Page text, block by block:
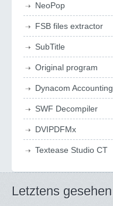
NeoPop
FSB files extractor
SubTitle
Original program
Dynacom Accounting
SWF Decompiler
DVIPDFMx
Textease Studio CT
Letztens gesehen